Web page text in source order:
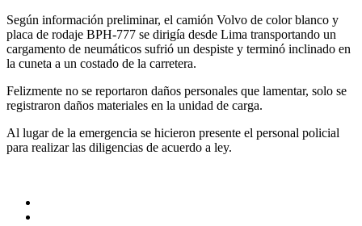
Según información preliminar, el camión Volvo de color blanco y
placa de rodaje BPH-777 se dirigía desde Lima transportando un
cargamento de neumáticos sufrió un despiste y terminó inclinado en
la cuneta a un costado de la carretera.
Felizmente no se reportaron daños personales que lamentar, solo se
registraron daños materiales en la unidad de carga.
Al lugar de la emergencia se hicieron presente el personal policial
para realizar las diligencias de acuerdo a ley.